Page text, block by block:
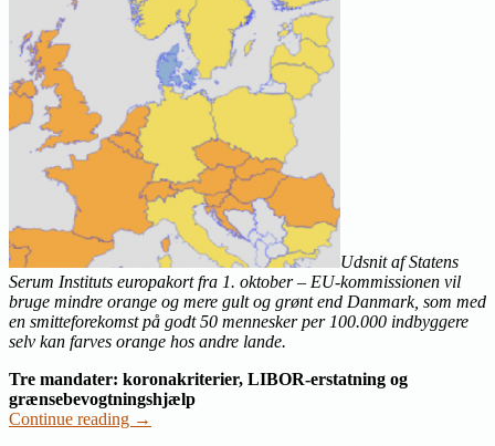
Udsnit af Statens
Serum Instituts europakort fra 1. oktober – EU-kommissionen vil
bruge mindre orange og mere gult og grønt end Danmark, som med
en smitteforekomst på godt 50 mennesker per 100.000 indbyggere
selv kan farves orange hos andre lande.
Tre mandater: koronakriterier, LIBOR-erstatning og
grænsebevogtningshjælp
Continue reading →